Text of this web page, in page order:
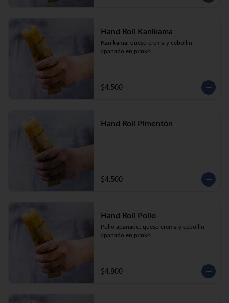
Hand Roll Kanikama
Kanikama, queso crema y cebollín
apanado en panko.
$4.500
Hand Roll Pimentón
$4.500
Hand Roll Pollo
Pollo apanado, queso crema y cebollín
apanado en panko.
$4.800